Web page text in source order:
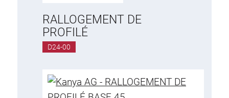
RALLOGEMENT DE
PROFILÉ
D24-00